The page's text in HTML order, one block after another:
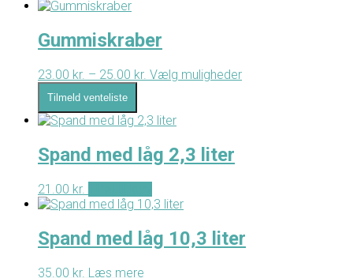
Gummiskraber
23.00 kr. – 25.00 kr. Prisinterval:
25.00 kr.
Vælg muligheder
Tilmeld venteliste
Spand med låg 2,3 liter
21.00 kr.
Spand med låg 10,3 liter
35.00 kr. Læs mere